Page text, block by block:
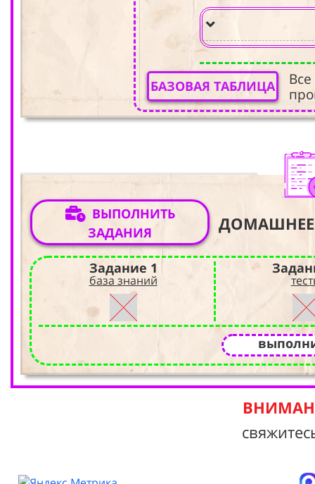
БАЗОВАЯ ТАБЛИЦА
ВЫПОЛНИТЬ
ЗАДАНИЯ
ДОМАШНЕЕ
Задание 1
база знаний